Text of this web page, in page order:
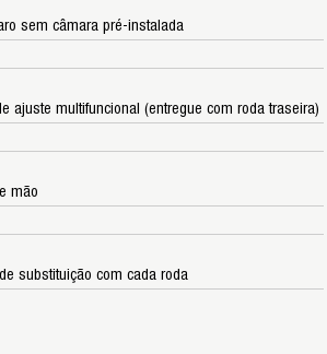
sem câmara pré-instalada
ajuste multifuncional (entregue com roda traseira)
mão
substituição com cada roda